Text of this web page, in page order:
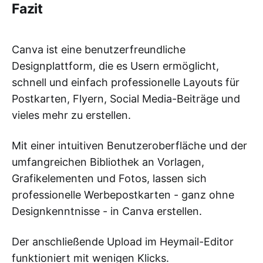
Fazit
Canva ist eine benutzerfreundliche
Designplattform, die es Usern ermöglicht,
schnell und einfach professionelle Layouts für
Postkarten, Flyern, Social Media-Beiträge und
vieles mehr zu erstellen.
Mit einer intuitiven Benutzeroberfläche und der
umfangreichen Bibliothek an Vorlagen,
Grafikelementen und Fotos, lassen sich
professionelle Werbepostkarten - ganz ohne
Designkenntnisse - in Canva erstellen.
Der anschließende Upload im Heymail-Editor
funktioniert mit wenigen Klicks.